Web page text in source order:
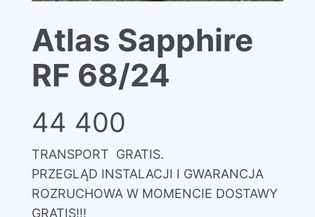
Atlas Sapphire
RF 68/24
44 400
TRANSPORT GRATIS.
PRZEGLĄD INSTALACJI I GWARANCJA
ROZRUCHOWA W MOMENCIE DOSTAWY
GRATIS!!!